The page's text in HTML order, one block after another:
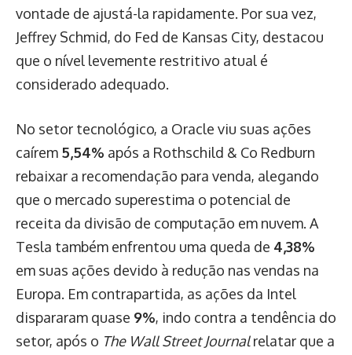
vontade de ajustá-la rapidamente. Por sua vez,
Jeffrey Schmid, do Fed de Kansas City, destacou
que o nível levemente restritivo atual é
considerado adequado.
No setor tecnológico, a Oracle viu suas ações
caírem 5,54% após a Rothschild & Co Redburn
rebaixar a recomendação para venda, alegando
que o mercado superestima o potencial de
receita da divisão de computação em nuvem. A
Tesla também enfrentou uma queda de 4,38%
em suas ações devido à redução nas vendas na
Europa. Em contrapartida, as ações da Intel
dispararam quase 9%, indo contra a tendência do
setor, após o The Wall Street Journalrelatar que a